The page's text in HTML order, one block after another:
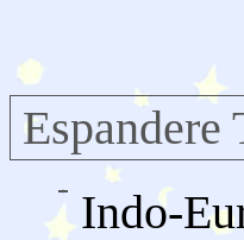
Espandere
Indo-